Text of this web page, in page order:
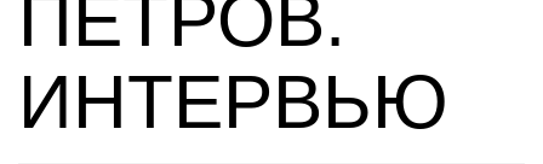
ПЕТРОВ.
ИНТЕРВЬЮ